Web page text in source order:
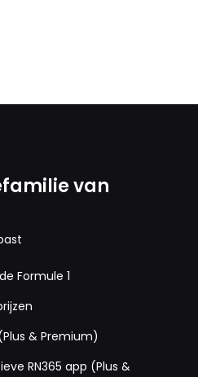
van
Formule 1
& Premium)
RN365 app (Plus &